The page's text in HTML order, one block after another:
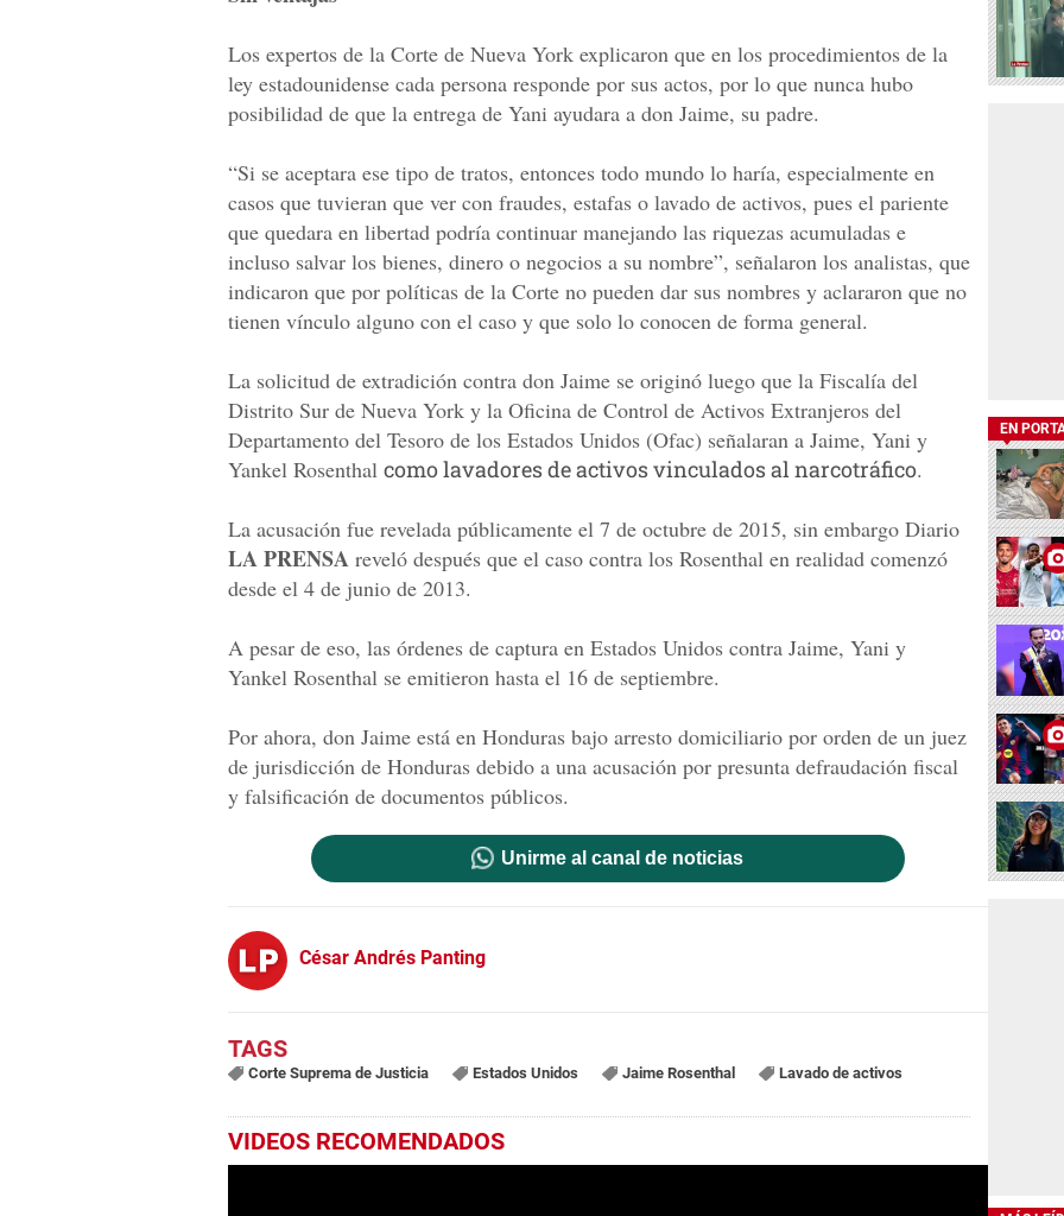
Los expertos de la Corte de Nueva York explicaron que en los procedimientos de la
ley estadounidense cada persona responde por sus actos, por lo que nunca hubo
posibilidad de que la entrega de Yani ayudara a don Jaime, su padre.
“Si se aceptara ese tipo de tratos, entonces todo mundo lo haría, especialmente en
casos que tuvieran que ver con fraudes, estafas o lavado de activos, pues el pariente
que quedara en libertad podría continuar manejando las riquezas acumuladas e
incluso salvar los bienes, dinero o negocios a su nombre”, señalaron los analistas, que
indicaron que por políticas de la Corte no pueden dar sus nombres y aclararon que no
tienen vínculo alguno con el caso y que solo lo conocen de forma general.
La solicitud de extradición contra don Jaime se originó luego que la Fiscalía del
Distrito Sur de Nueva York y la Oficina de Control de Activos Extranjeros del
Departamento del Tesoro de los Estados Unidos (Ofac) señalaran a Jaime, Yani y
Yankel Rosenthal como lavadores de activos vinculados al narcotráfico.
La acusación fue revelada públicamente el 7 de octubre de 2015, sin embargo Diario
LA PRENSA reveló después que el caso contra los Rosenthal en realidad comenzó
desde el 4 de junio de 2013.
A pesar de eso, las órdenes de captura en Estados Unidos contra Jaime, Yani y
Yankel Rosenthal se emitieron hasta el 16 de septiembre.
Por ahora, don Jaime está en Honduras bajo arresto domiciliario por orden de un juez
de jurisdicción de Honduras debido a una acusación por presunta defraudación fiscal
y falsificación de documentos públicos.
Unirme al canal de noticias
César Andrés Panting
Corte Suprema de Justicia Estados Unidos Jaime Rosenthal Lavado de activos
VIDEOS RECOMENDADOS
EN